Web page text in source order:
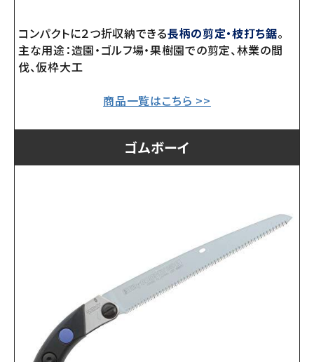
コンパクトに２つ折収納できる長柄の剪定・枝打ち鋸。
主な用途：造園・ゴルフ場・果樹園での剪定、林業の間
伐、仮枠大工
商品一覧はこちら >>
ゴムボーイ